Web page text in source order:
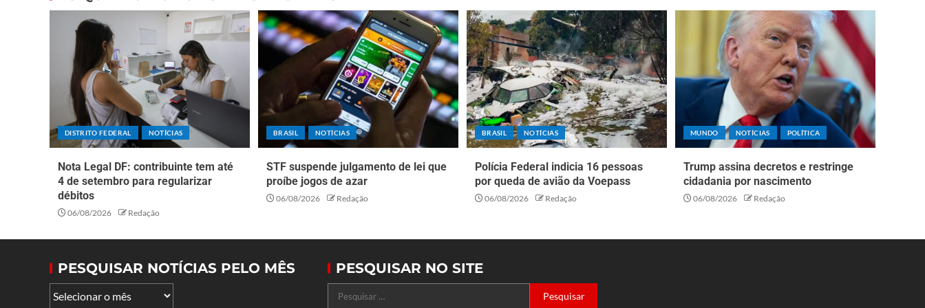
DISTRITO FEDERAL NOTÍCIAS
Nota Legal DF: contribuinte tem até
4 de setembro para regularizar
débitos
06/08/2026 Redação
BRASIL NOTÍCIAS
STF suspende julgamento de lei que
proíbe jogos de azar
06/08/2026 Redação
BRASIL NOTÍCIAS
Polícia Federal indicia 16 pessoas
por queda de avião da Voepass
06/08/2026 Redação
MUNDO NOTÍCIAS POLÍTICA
Trump assina decretos e restringe
cidadania por nascimento
06/08/2026 Redação
PESQUISAR NOTÍCIAS PELO MÊS PESQUISAR NO SITE